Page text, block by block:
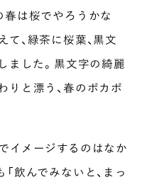
春は桜でやろうかな
て、緑茶に桜葉、黒文
ました。黒文字の綺麗
りと漂う、春のポカポ
イメージするのはなか
飲んでみないと、まっ